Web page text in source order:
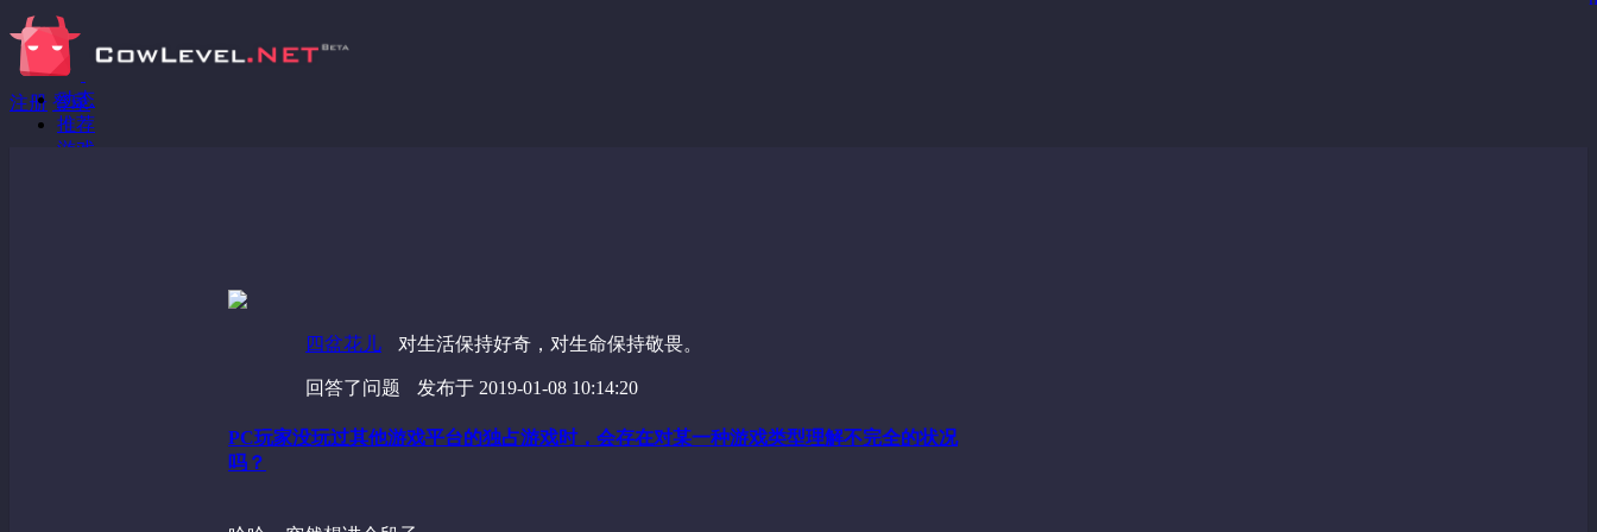
注册 登录
动态
推荐
游戏
四盆花儿 对生活保持好奇，对生命保持敬畏。
回答了问题 发布于 2019-01-08 10:14:20
PC玩家没玩过其他游戏平台的独占游戏时，会存在对某一种游戏类型理解不完全的状况
吗？